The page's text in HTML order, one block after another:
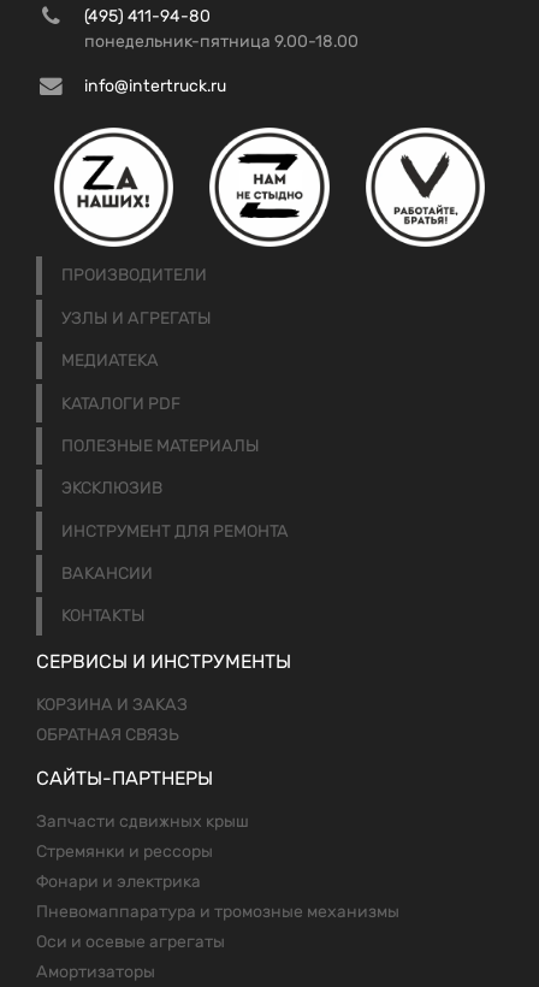
(495) 411-94-80
понедельник-пятница 9.00-18.00
info@intertruck.ru
ПРОИЗВОДИТЕЛИ
УЗЛЫ И АГРЕГАТЫ
МЕДИАТЕКА
КАТАЛОГИ PDF
ПОЛЕЗНЫЕ МАТЕРИАЛЫ
ЭКСКЛЮЗИВ
ИНСТРУМЕНТ ДЛЯ РЕМОНТА
ВАКАНСИИ
КОНТАКТЫ
СЕРВИСЫ И ИНСТРУМЕНТЫ
КОРЗИНА И ЗАКАЗ
ОБРАТНАЯ СВЯЗЬ
САЙТЫ-ПАРТНЕРЫ
Запчасти сдвижных крыш
Стремянки и рессоры
Фонари и электрика
Пневомаппаратура и тромозные механизмы
Оси и осевые агрегаты
Амортизаторы